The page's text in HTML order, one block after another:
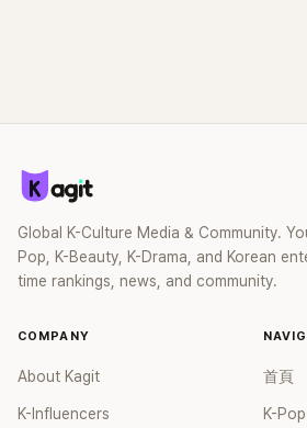
Global K-Culture Media & Community.
Pop, K-Beauty, K-Drama, and Korean
time rankings, news, and community.
COMPANY
About Kagit
K-Influencers
首頁
K-Pop